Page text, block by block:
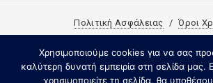
Πολιτική Ασφάλειας
Όροι
Χρησιμοποιούμε cookies για να σας
καλύτερη δυνατή εμπειρία στη σελίδα μας.
χρησιμοποιείτε τη σελίδα, θα